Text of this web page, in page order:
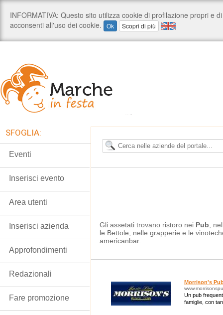
Gli assetati trovano ristoro nei Pub ,
le Bettole, nelle grapperie e le
americanbar.
Morrison's
Un pub
famiglie, con
SFOGLIA:
Eventi
Inserisci evento
Area utenti
Inserisci azienda
Approfondimenti
Redazionali
Fare promozione